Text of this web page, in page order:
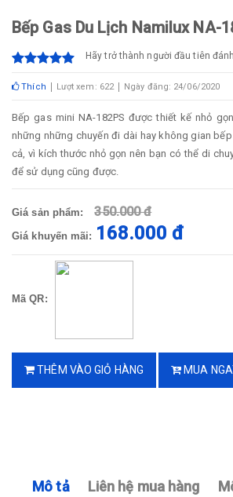
Bếp Gas Du Lịch Namilux NA-
Hãy trở thành người đầu tiên
Thích Lượt xem: 622 Ngày đăng: 24/06/2020
Bếp gas mini NA-182PS được thiết kế nhỏ
những những chuyến đi dài hay không gian
cả, vì kích thước nhỏ gọn nên bạn có thể di
để sử dụng cũng được.
Giá sản phẩm: 350.000 đ
Giá khuyến mãi: 168.000 đ
Mã QR:
THÊM VÀO GIỎ HÀNG MUA
Mô tả Liên hệ mua hàng